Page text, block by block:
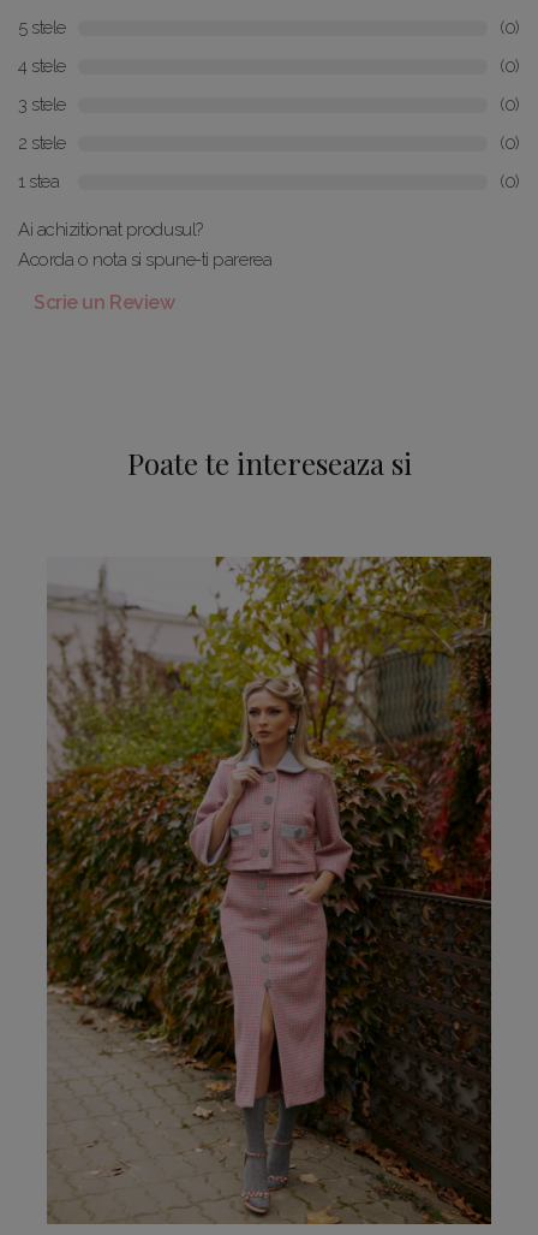
5 stele
(0)
4 stele
(0)
3 stele
(0)
2 stele
(0)
1 stea
(0)
Ai achizitionat produsul?
Acorda o nota si spune-ti parerea
Scrie un Review
Poate te intereseaza si